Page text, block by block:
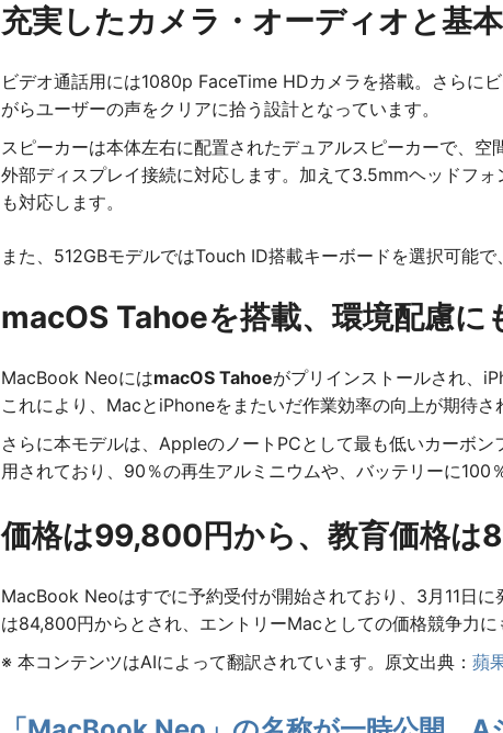
充実したカメラ・オーディオと基
ビデオ通話用には1080p FaceTime HDカメラを搭載。さらに
がらユーザーの声をクリアに拾う設計となっています。
スピーカーは本体左右に配置されたデュアルスピーカーで、
外部ディスプレイ接続に対応します。加えて3.5mmヘッドフ
も対応します。
また、512GBモデルではTouch ID搭載キーボードを選択可能
macOS Tahoeを搭載、環境配慮に
MacBook NeoにはmacOS Tahoeがプリインストールされ、
これにより、MacとiPhoneをまたいだ作業効率の向上が期待さ
さらに本モデルは、AppleのノートPCとして最も低いカーボ
用されており、90％の再生アルミニウムや、バッテリーに100
価格は99,800円から、教育価格は
MacBook Neoはすでに予約受付が開始されており、3月11日
は84,800円からとされ、エントリーMacとしての価格競争力に
※ 本コンテンツはAIによって翻訳されています。原文出典： 蘋